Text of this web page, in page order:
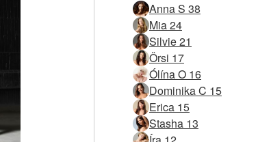
Anna S 38
Mia 24
Silvie 21
Örsi 17
Ólína O 16
Dominika C 15
Erica 15
Stasha 13